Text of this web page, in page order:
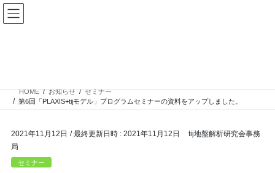
コ
ン
ナ
ビ
HOME お知らせ
セミナー
第6回「PLAXIS+tijモデル」プログラムセミナーの資料をアップしました。
2021年11月12日 / 最終更新日時 : 2021年11月12日
tij地盤解析研究会事務
局
セミナー